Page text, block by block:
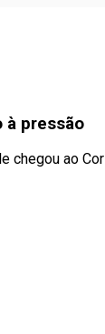
à pressão
ao